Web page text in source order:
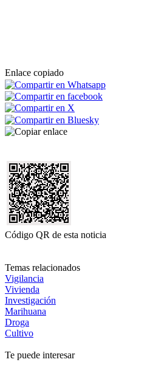
Enlace copiado
Código QR de esta noticia
Temas relacionados
Vigilancia
Vivienda
Investigación
Marihuana
Droga
Cultivo
Te puede interesar